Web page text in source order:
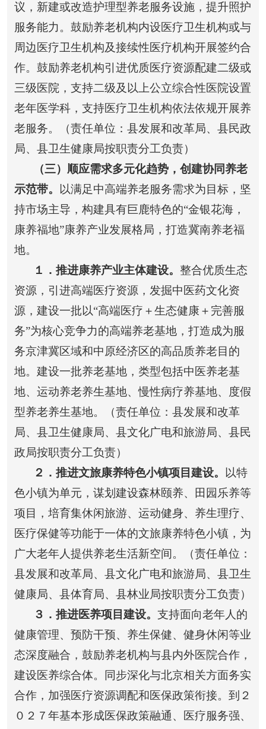
议，新建或改造护理型养老服务设施，提升照护
服务能力。鼓励养老机构内设医疗卫生机构或与
周边医疗卫生机构及接续性医疗机构开展签约合
作。鼓励养老机构引进优质医疗资源配建二级或
三级医院，支持二级及以上公立综合性医院设置
老年医学科，支持医疗卫生机构依法依规开展养
老服务。（责任单位：县发展和改革局、县民政
局、县卫生健康局按职责分工负责）
（三）顺应需求多元化趋势，创建协同养老
示范带。
以满足中高端养老服务需求为目标，坚
持市场主导，构建具有巨鹿特色的“金银花海，
康养福地”康养产业发展格局，打造冀南养老福
地。
１ ．推进康养产业主体建设。 整合优质生态
资源，引进高端医疗资源，发掘中医药文化资
源，建设一批以“高端医疗＋生态健康＋完善服
务”为核心竞争力的高端养老基地，打造成为服
务京津冀区域和中原经济区的高品质养老目的
地。建设一批养老基地，类型包括中医养老基
地、运动养老养生基地、慢性病疗养基地、度假
型养老养生基地。（责任单位：县发展和改革
局、县卫生健康局、县文化广电和旅游局、县民
政局按职责分工负责）
２ ．推进文旅康养特色小镇项目建设。
以特
色小镇为单元，谋划建设森林颐养、田园乐养等
项目，培育集休闲旅游、运动健身、养生理疗、
医疗保健等功能于一体的文旅康养特色小镇，为
广大老年人提供养老生活新空间。
（责任单位：
县发展和改革局、县文化广电和旅游局、县卫生
健康局、县体育局、县林业局按职责分工负责）
３ ．推进医养项目建设。 支持面向老年人的
健康管理、预防干预、养生保健、健身休闲等业
态深度融合，鼓励养老机构与县内外医院合作，
建设医养综合体。同步深化与北京相关方面务实
合作，加强医疗资源调配和医保政策衔接。到２
０２７年基本形成医保政策融通、医疗服务强、